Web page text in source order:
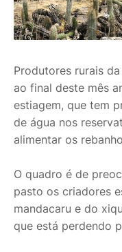
Produtores rurais
ao final deste mês
estiagem, que tem
de água nos
alimentar os
O quadro é de
pasto os criadores
mandacaru e do
que está perdendo